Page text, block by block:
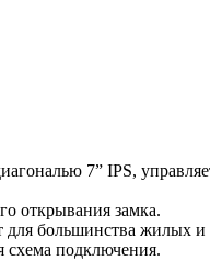
7” IPS,
открывания замка.
для большинства жилых
схема подключения.